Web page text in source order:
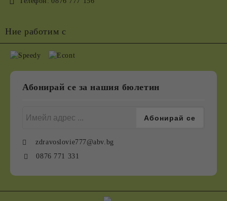
Ние работим с
Абонирай се за нашия бюлетин
zdravoslovie777@abv.bg
0876 771 331